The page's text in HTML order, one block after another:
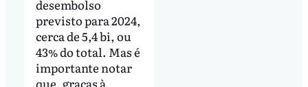
desembolso
previsto para 2024,
cerca de 5,4 bi, ou
43% do total. Mas é
importante notar
que, graças à